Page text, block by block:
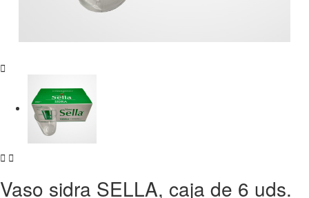

 
Vaso sidra SELLA, caja de 6 uds.